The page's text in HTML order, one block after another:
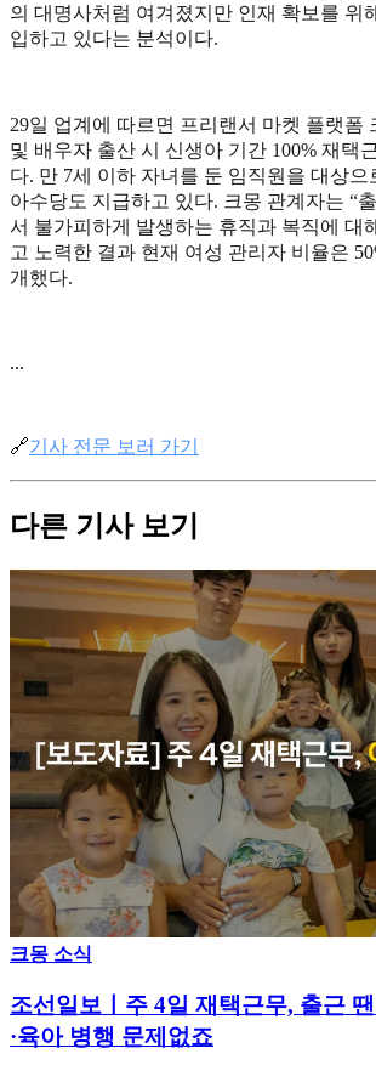
의 대명사처럼 여겨졌지만 인재 확보를 위
입하고 있다는 분석이다.
29일 업계에 따르면 프리랜서 마켓 플랫폼
및 배우자 출산 시 신생아 기간 100% 재택
다. 만 7세 이하 자녀를 둔 임직원을 대상으
아수당도 지급하고 있다. 크몽 관계자는 “
서 불가피하게 발생하는 휴직과 복직에 대
고 노력한 결과 현재 여성 관리자 비율은
개했다.
...
🔗기사 전문 보러 가기
다른 기사 보기
크몽 소식
조선일보ㅣ주 4일 재택근무, 출근
·육아 병행 문제없죠